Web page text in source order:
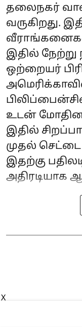
தலைநகர்
வருகிறது.
இதில்
ஒற்றையர்
உடன்
இதில்
முதல்
இதற்கு
அதிரடியாக
X